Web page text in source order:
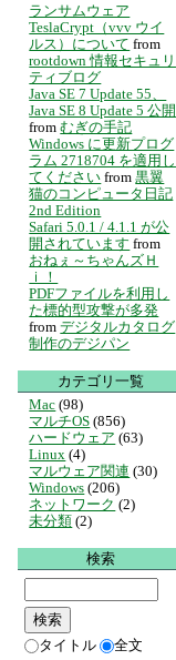
ランサムウェア
TeslaCrypt（vvv ウイ
ルス）について from
rootdown 情報セキュリ
ティブログ
Java SE 7 Update 55、
Java SE 8 Update 5 公開
from むぎの手記
Windows に更新プログ
ラム 2718704 を適用し
てください from 黒翼
猫のコンピュータ日記
2nd Edition
Safari 5.0.1 / 4.1.1 が公
開されています from
おねぇ～ちゃんズＨ
ｉ！
PDFファイルを利用し
た標的型攻撃が多発
from デジタルカタログ
制作のデジパン
カテゴリ一覧
Mac (98)
マルチOS (856)
ハードウェア (63)
Linux (4)
マルウェア関連 (30)
Windows (206)
ネットワーク (2)
未分類 (2)
検索
タイトル 全文